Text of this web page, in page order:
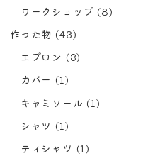
ワークショップ (8)
作った物 (43)
エプロン (3)
カバー (1)
キャミソール (1)
シャツ (1)
ティシャツ (1)